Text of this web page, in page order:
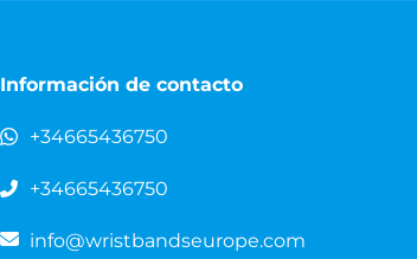
Información de contacto
+34665436750
+34665436750
info@wristbandseurope.com